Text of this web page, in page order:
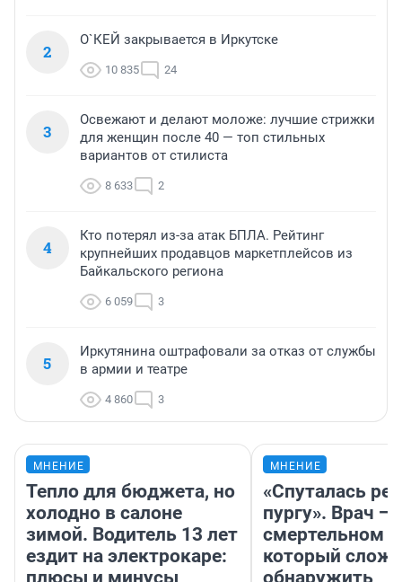
2
О`КЕЙ закрывается в Иркутске
10 835 24
3
Освежают и делают моложе: лучшие стрижки
для женщин после 40 — топ стильных
вариантов от стилиста
8 633 2
4
Кто потерял из-за атак БПЛА. Рейтинг
крупнейших продавцов маркетплейсов из
Байкальского региона
6 059 3
5
Иркутянина оштрафовали за отказ от службы
в армии и театре
4 860 3
МНЕНИЕ
Тепло для бюджета, но
холодно в салоне
зимой. Водитель 13 лет
ездит на электрокаре:
плюсы и минусы
МНЕНИЕ
«Спуталась
пургу». Врач —
смертельном
который
обнаружить